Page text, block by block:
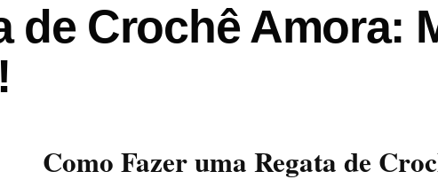
de Crochê Amora:
Como Fazer uma Regata de